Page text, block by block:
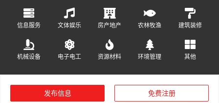
信息服务 文体娱乐 房产地产 农林牧渔 建筑装修
机械设备 电子电工 资源材料 环境管理 其他
发布信息 免费注册